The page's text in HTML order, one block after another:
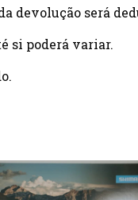
devolução será
si poderá variar.